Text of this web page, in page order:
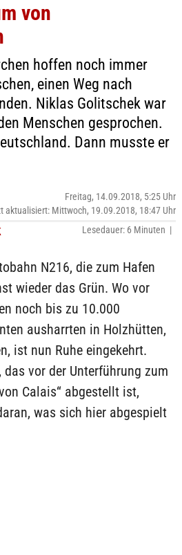
von
hoffen noch immer
einen Weg nach
Niklas Golitschek war
Menschen gesprochen.
Dann musste er
Freitag, 14.09.2018, 5:25 Uhr
aktualisiert: Mittwoch, 19.09.2018, 18:47 Uhr
Lesedauer: 6 Minuten |
N216, die zum Hafen
wieder das Grün. Wo vor
noch bis zu 10.000
ausharrten in Holzhütten,
ist nun Ruhe eingekehrt.
vor der Unterführung zum
Calais“ abgestellt ist,
was sich hier abgespielt